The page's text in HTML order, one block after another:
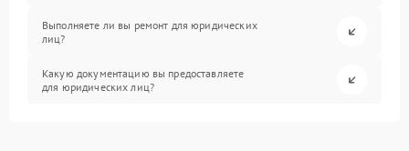
Выполняете ли вы ремонт для юридических
лиц?
Какую документацию вы предоставляете
для юридических лиц?